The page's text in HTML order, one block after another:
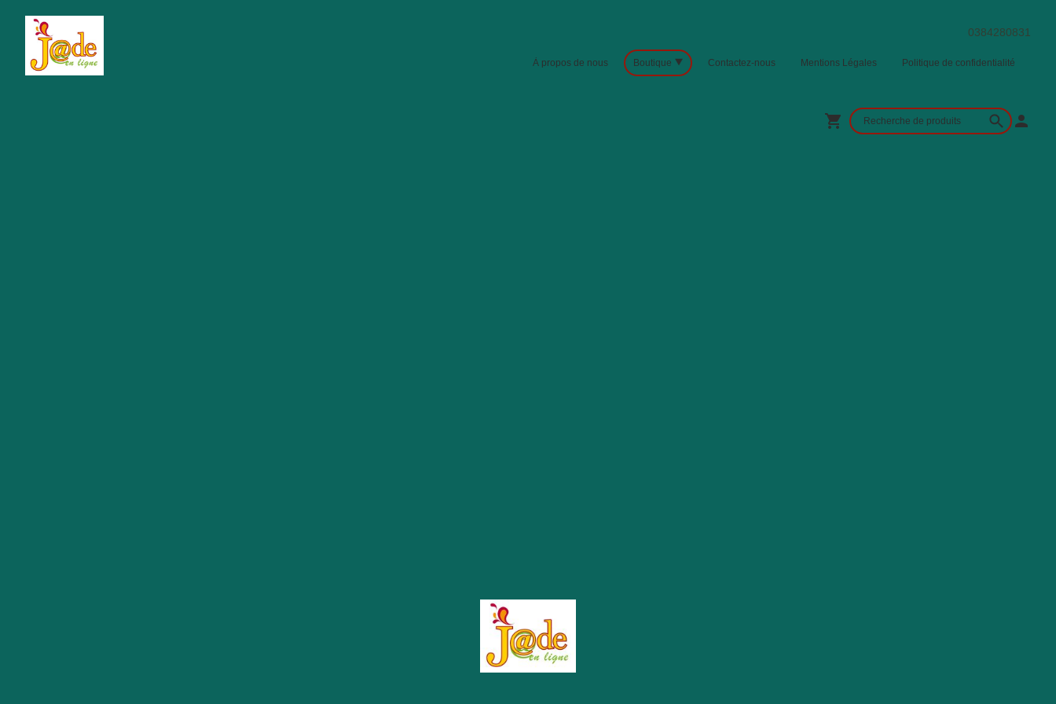
0384280831
À propos de nous Boutique Contactez-nous Mentions Légales Politique de confidentialité